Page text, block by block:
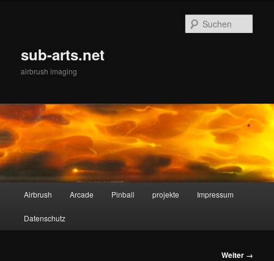
sub-arts.net
airbrush imaging
Airbrush Arcade Pinball projekte Impressum
Datenschutz
Bilder-
Weiter →